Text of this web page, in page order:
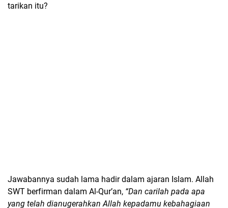
tarikan itu?
Jawabannya sudah lama hadir dalam ajaran Islam. Allah
SWT berfirman dalam Al-Qur’an, “Dan carilah pada apa
yang telah dianugerahkan Allah kepadamu kebahagiaan